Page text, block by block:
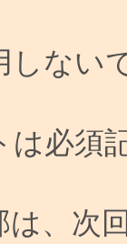
しない
は必須
は、次